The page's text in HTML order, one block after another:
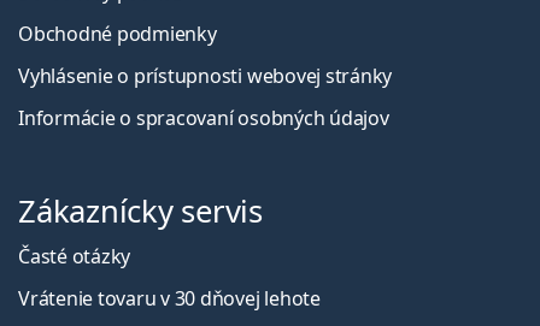
Obchodné podmienky
Vyhlásenie o prístupnosti webovej stránky
Informácie o spracovaní osobných údajov
Zákaznícky servis
Časté otázky
Vrátenie tovaru v 30 dňovej lehote